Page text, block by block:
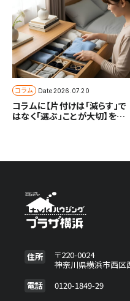
コラム Date2026.07.20
コラムに【片付けは「減らす」で
はなく「選ぶ」ことが大切】を追
住所
〒220-0024
神奈川県横浜市西区
電話
0120-1849-29